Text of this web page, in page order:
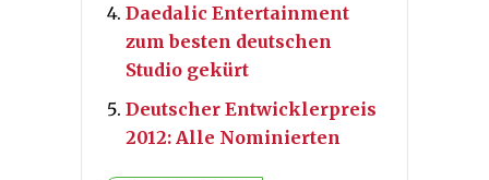
Daedalic Entertainment
zum besten deutschen
Studio gekürt
Deutscher Entwicklerpreis
2012: Alle Nominierten